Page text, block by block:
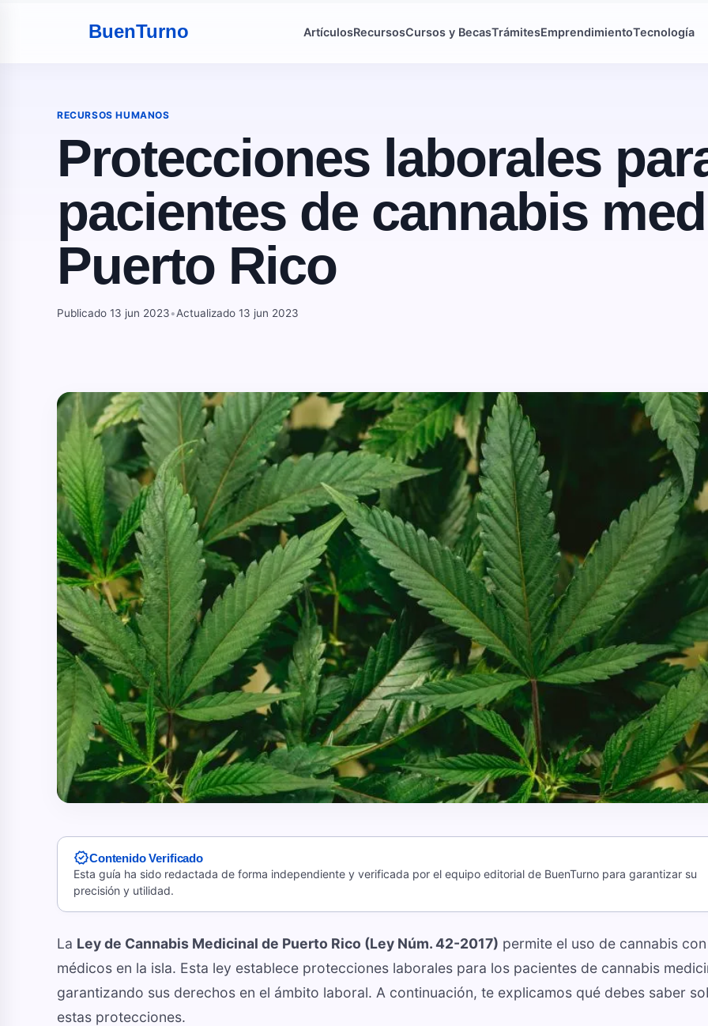
BuenTurno ArtículosRecursosCursos y BecasTrámitesEmprendimientoTecnología
RECURSOS HUMANOS
Protecciones laborales
pacientes de cannabis
Puerto Rico
Publicado 13 jun 2023•Actualizado 13 jun 2023
verifiedContenido Verificado
Esta guía ha sido redactada de forma independiente y verificada por el equipo editorial de BuenTurno para garantizar su
precisión y utilidad.
La Ley de Cannabis Medicinal de Puerto Rico (Ley Núm. 42-2017) permite el uso de cannabis
médicos en la isla. Esta ley establece protecciones laborales para los pacientes de cannabis
garantizando sus derechos en el ámbito laboral. A continuación, te explicamos qué debes saber
estas protecciones.